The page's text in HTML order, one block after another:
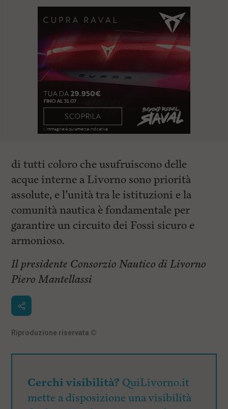
di tutti coloro che usufruiscono delle
acque interne a Livorno sono priorità
assolute, e l’unità tra le istituzioni e la
comunità nautica è fondamentale per
garantire un circuito dei Fossi sicuro e
armonioso.
Il presidente Consorzio Nautico di Livorno
Piero Mantellassi
Riproduzione riservata ©
Cerchi visibilità? QuiLivorno.it
mette a disposizione una visibilità